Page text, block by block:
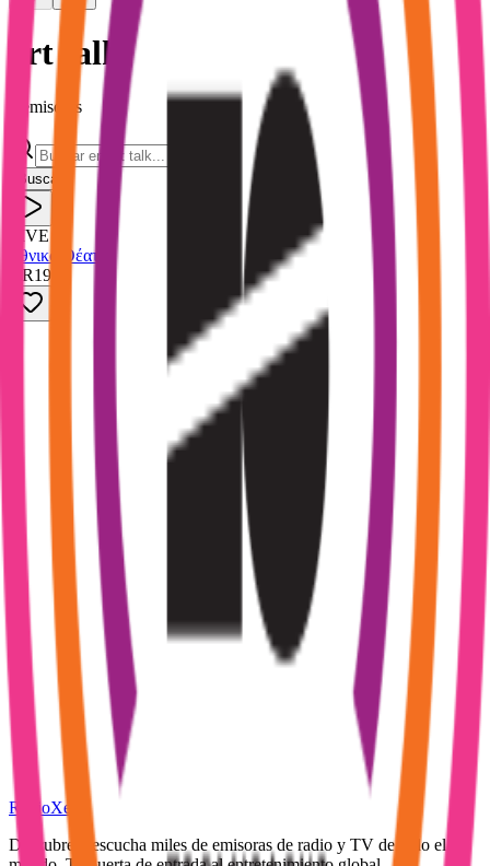
art talk
1 emisoras
Buscar
LIVE
Εθνικό Θέατρο
GR192
RadioXen
Descubre y escucha miles de emisoras de radio y TV de todo el